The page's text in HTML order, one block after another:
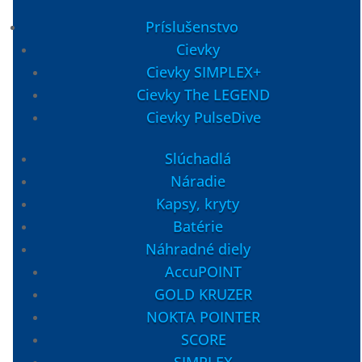
Príslušenstvo
Cievky
Cievky SIMPLEX+
Cievky The LEGEND
Cievky PulseDive
Slúchadlá
Náradie
Kapsy, kryty
Batérie
Náhradné diely
AccuPOINT
GOLD KRUZER
NOKTA POINTER
SCORE
detektory kovov SIMPLEX, SCORE a The LEGEND.
Pridať do košíka
Jediný oficiálny slovenský distribútor pre
Slovensko a Českú republiku (info)
Stredná tyč Black TRAPEZOID 50cm
24,99€
Skladom
17000641
Stredná tyč Middle Shaft Black TRAPEZOID 50cm pre
detektory kovov NOKTA rady SIMPLEX a FindX